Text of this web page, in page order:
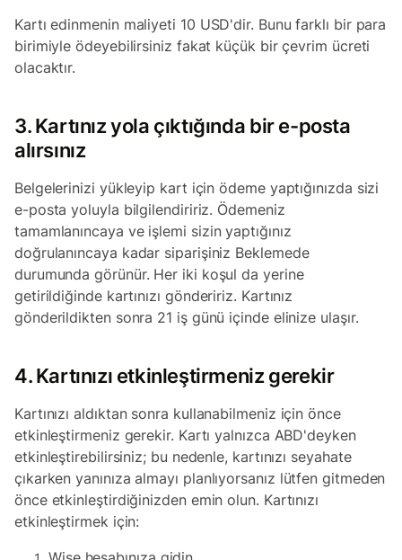
Kartı edinmenin maliyeti 10 USD'dir. Bunu farklı bir para
birimiyle ödeyebilirsiniz fakat küçük bir çevrim ücreti
olacaktır.
3. Kartınız yola çıktığında bir e-posta
alırsınız
Belgelerinizi yükleyip kart için ödeme yaptığınızda sizi
e-posta yoluyla bilgilendiririz. Ödemeniz
tamamlanıncaya ve işlemi sizin yaptığınız
doğrulanıncaya kadar siparişiniz Beklemede
durumunda görünür. Her iki koşul da yerine
getirildiğinde kartınızı göndeririz. Kartınız
gönderildikten sonra 21 iş günü içinde elinize ulaşır.
4. Kartınızı etkinleştirmeniz gerekir
Kartınızı aldıktan sonra kullanabilmeniz için önce
etkinleştirmeniz gerekir. Kartı yalnızca ABD'deyken
etkinleştirebilirsiniz; bu nedenle, kartınızı seyahate
çıkarken yanınıza almayı planlıyorsanız lütfen gitmeden
önce etkinleştirdiğinizden emin olun. Kartınızı
etkinleştirmek için: